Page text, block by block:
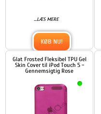
...LÆS MERE
KØB NU!
Glat Frosted Fleksibel TPU Gel
Skin Cover til iPod Touch 5 -
Gennemsigtig Rose